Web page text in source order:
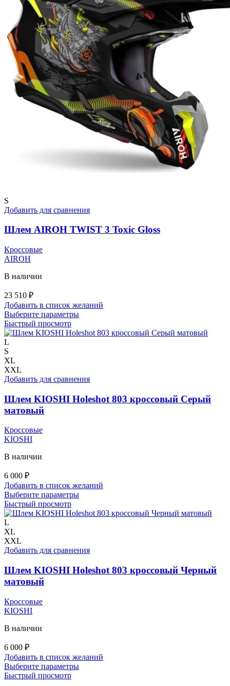
S
Добавить для сравнения
Шлем AIROH TWIST 3 Toxic Gloss
Кроссовые
AIROH
В наличии
23 510 ₽
Добавить в список желаний
Выберите параметрыЭтот
имеет
выбрать
странице
товара.
Быстрый просмотр
L
S
XL
XXL
Добавить для сравнения
Шлем KIOSHI Holeshot 803 кроссовый Серый
матовый
Кроссовые
KIOSHI
В наличии
6 000 ₽
Добавить в список желаний
Выберите параметрыЭтот
имеет
можно
на
странице
Быстрый просмотр
L
XL
XXL
Добавить для сравнения
Шлем KIOSHI Holeshot 803 кроссовый Черный
матовый
Кроссовые
KIOSHI
В наличии
6 000 ₽
Добавить в список желаний
Выберите параметрыЭтот
Быстрый просмотр